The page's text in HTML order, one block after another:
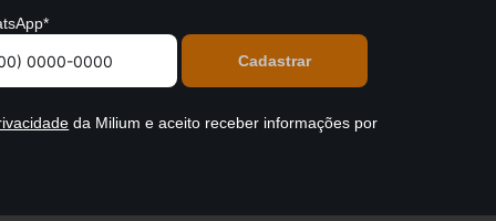
da Milium e aceito receber informações por